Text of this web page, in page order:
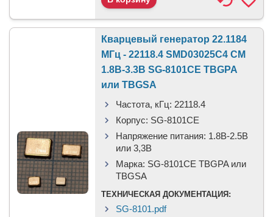
Кварцевый генератор 22.1184
МГц - 22118.4 SMD03025C4 CM
1.8В-3.3В SG-8101CE TBGPA
или TBGSA
Частота, кГц: 22118.4
Корпус: SG-8101CE
Напряжение питания: 1.8В-2.5B
или 3,3B
Марка: SG-8101CE TBGPA или
TBGSA
ТЕХНИЧЕСКАЯ ДОКУМЕНТАЦИЯ:
SG-8101.pdf